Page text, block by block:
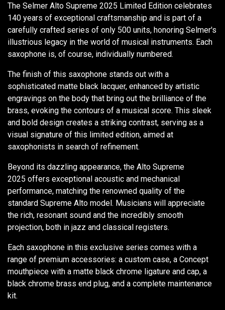
The Selmer Alto Supreme 2025 Limited Edition celebrates
140 years of exceptional craftsmanship and is part of a
carefully crafted series of only 500 units, honoring Selmer's
illustrious legacy in the world of musical instruments. Each
saxophone is, of course, individually numbered.
The finish of this saxophone stands out with a
sophisticated matte black lacquer, enhanced by artistic
engravings on the body that bring out the brilliance of the
brass, evoking the contours of a musical score. This sleek
and bold design creates a striking contrast, serving as a
visual signature of this limited edition, aimed at
saxophonists in search of refinement.
Beyond its dazzling appearance, the Alto Supreme
2025 offers exceptional acoustic and mechanical
performance, matching the renowned quality of the
standard Supreme Alto model. Musicians will appreciate
the rich, resonant sound and the incredibly smooth
projection, both in jazz and classical registers.
Each saxophone in this exclusive series comes with a
range of premium accessories: a custom case, a Concept
mouthpiece with a matte black chrome ligature and cap, a
black chrome brass end plug, and a complete maintenance
kit.